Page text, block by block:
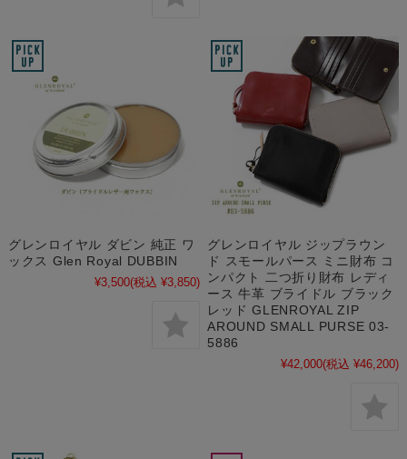
グレンロイヤル ダビン 純正 ワ
ックス Glen Royal DUBBIN
¥3,500(税込 ¥3,850)
グレンロイヤル ジップラウン
ド スモールパース ミニ財布 コ
ンパクト 二つ折り財布 レディ
ース 牛革 ブライドル ブラック
レッド GLENROYAL ZIP
AROUND SMALL PURSE 03-
5886
¥42,000(税込 ¥46,200)